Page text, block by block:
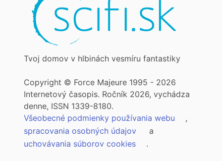
Tvoj domov v hlbinách vesmíru fantastiky
Copyright © Force Majeure 1995 - 2026
Internetový časopis. Ročník 2026, vychádza
denne, ISSN 1339-8180.
Všeobecné podmienky používania webu
,
spracovania osobných údajov
a
uchovávania súborov cookies
.